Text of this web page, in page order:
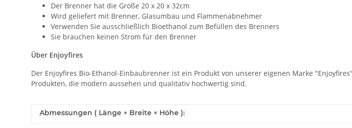
Der Brenner hat die Größe 20 x 20 x 32cm
Wird geliefert mit Brenner, Glasumbau und Flammenabnehmer
Verwenden Sie ausschließlich Bioethanol zum Befüllen des Brenners
Sie brauchen keinen Strom für den Brenner
Über Enjoyfires
Der Enjoyfires Bio-Ethanol-Einbaubrenner ist ein Produkt von unserer eigenen Marke
Produkten, die modern aussehen und qualitativ hochwertig sind.
Abmessungen ( Länge × Breite × Höhe ):